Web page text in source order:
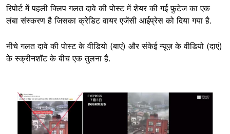
रिपोर्ट में पहली क्लिप गलत दावे की पोस्ट में शेयर की गई फ़ुटेज का एक
लंबा संस्करण है जिसका क्रेडिट वायर एजेंसी आईप्रेस को दिया गया है.
नीचे गलत दावे की पोस्ट के वीडियो (बाएं) और संकेई न्यूज़ के वीडियो (दाएं)
के स्क्रीनशॉट के बीच एक तुलना है.
Image